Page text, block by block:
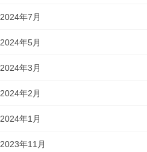
2024年7月
2024年5月
2024年3月
2024年2月
2024年1月
2023年11月